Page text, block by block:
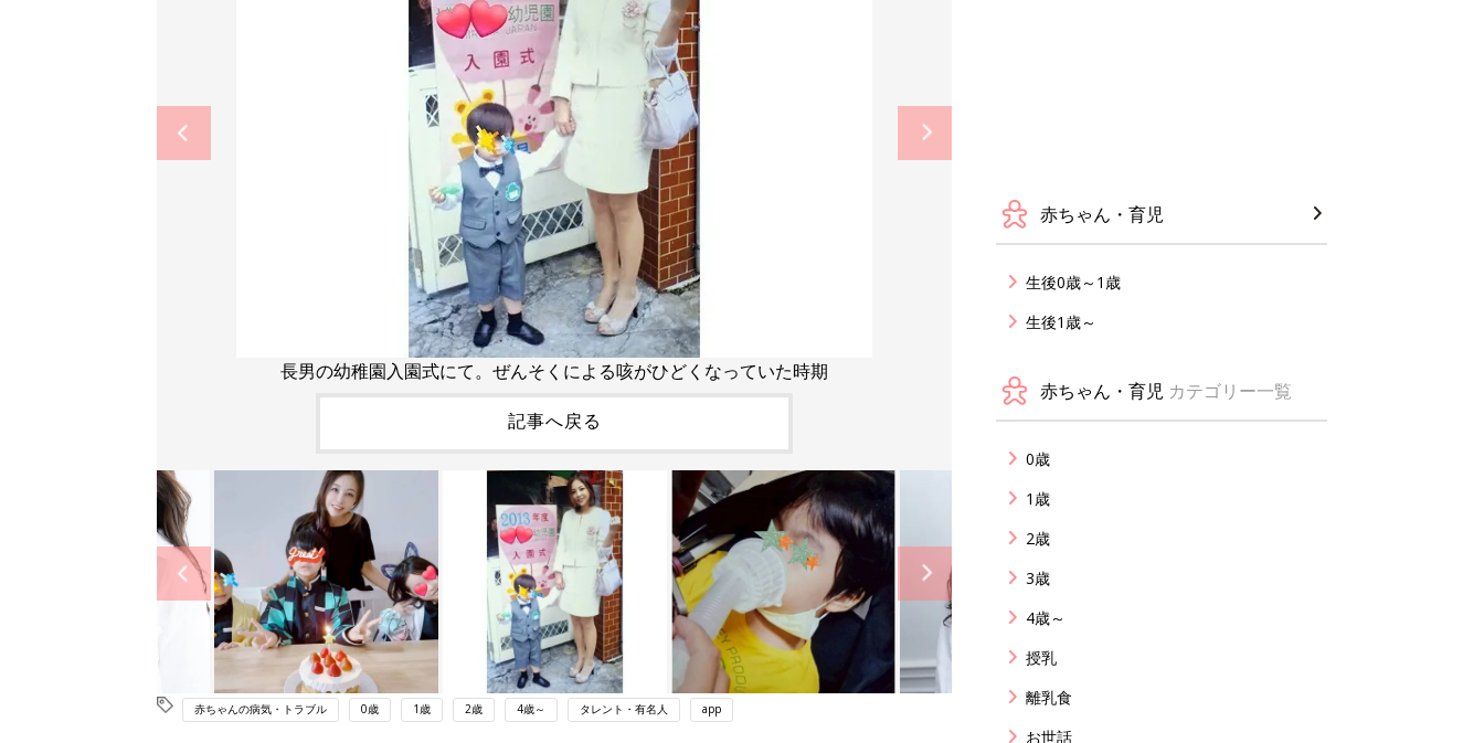
長男の幼稚園入園式にて。ぜんそくによる咳がひどくなっていた時期
記事へ戻る
赤ちゃんの病気・トラブル 0歳 1歳 2歳 4歳～ タレント・有名人 app
赤ちゃん・育児
生後0歳～1歳
生後1歳～
赤ちゃん・育児 カテゴリー一覧
0歳
1歳
2歳
3歳
4歳～
授乳
離乳食
お世話